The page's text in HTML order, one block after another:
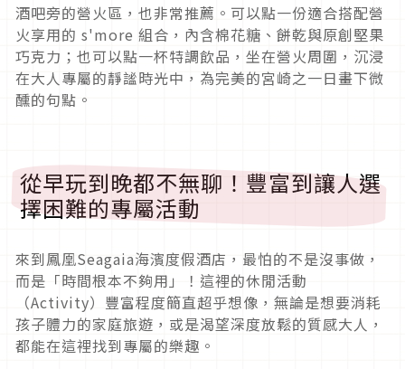
酒吧旁的營火區，也非常推薦。可以點一份適合搭配營
火享用的 s'more 組合，內含棉花糖、餅乾與原創堅果
巧克力；也可以點一杯特調飲品，坐在營火周圍，沉浸
在大人專屬的靜謐時光中，為完美的宮崎之一日畫下微
醺的句點。
從早玩到晚都不無聊！豐富到讓人選
擇困難的專屬活動
來到鳳凰Seagaia海濱度假酒店，最怕的不是沒事做，
而是「時間根本不夠用」！這裡的休閒活動
（Activity）豐富程度簡直超乎想像，無論是想要消耗
孩子體力的家庭旅遊，或是渴望深度放鬆的質感大人，
都能在這裡找到專屬的樂趣。